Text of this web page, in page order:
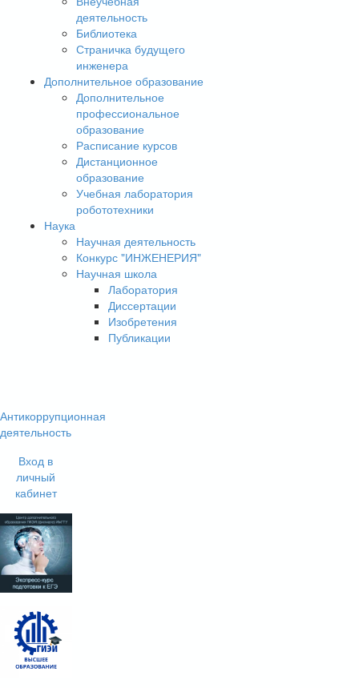
деятельность
Библиотека
Страничка будущего
инженера
Дополнительное образование
Дополнительное
профессиональное
образование
Расписание курсов
Дистанционное
образование
Учебная лаборатория
робототехники
Наука
Научная деятельность
Конкурс "ИНЖЕНЕРИЯ"
Научная школа
Лаборатория
Диссертации
Изобретения
Публикации
Антикоррупционная
деятельность
Вход в
личный
кабинет